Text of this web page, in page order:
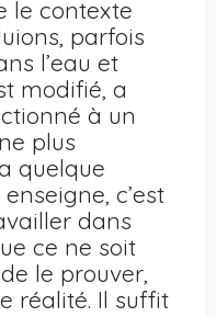
le contexte
parfois
l’eau et
modifié, a
à un
plus
quelque
c’est
dans
ce ne soit
le prouver,
réalité. Il suffit